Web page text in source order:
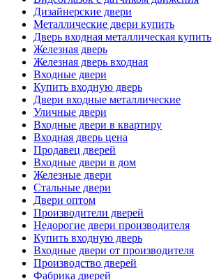
Дизайнерские двери
Металлические двери купить
Дверь входная металлическая купить
Железная дверь
Железная дверь входная
Входные двери
Купить входную дверь
Двери входные металлические
Уличные двери
Входные двери в квартиру
Входная дверь цена
Продавец дверей
Входные двери в дом
Железные двери
Стальные двери
Двери оптом
Производители дверей
Недорогие двери производителя
Купить входную дверь
Входные двери от производителя
Производство дверей
Фабрика дверей